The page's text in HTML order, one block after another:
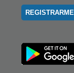
REGISTRARME